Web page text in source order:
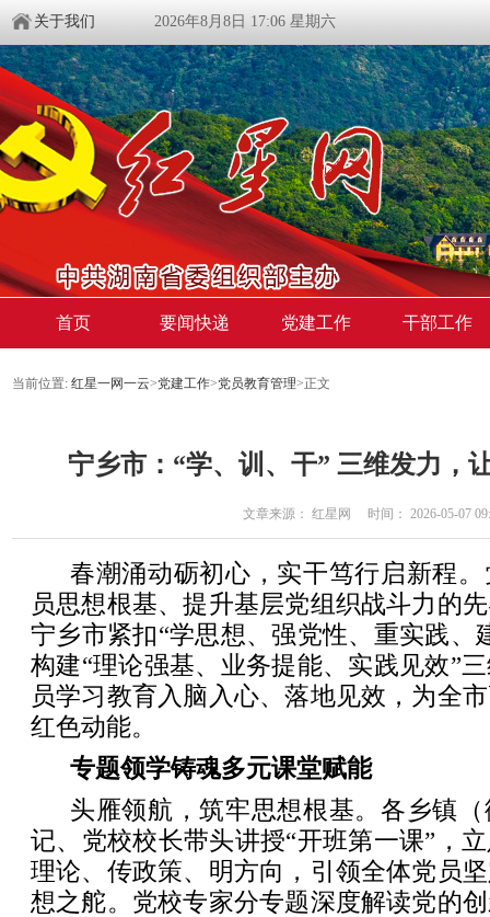
关于我们 2026年8月8日 17:06 星期六
首页 要闻快递 党建工作 干部工作
当前位置: 红星一网一云>党建工作>党员教育管理>正文
宁乡市：“学、训、干” 三维发力，
文章来源： 红星网 时间： 2026-05-07
春潮涌动砺初心，实干笃行启新程
员思想根基、提升基层党组织战斗力的
宁乡市紧扣“学思想、强党性、重实践、
构建“理论强基、业务提能、实践见效”
员学习教育入脑入心、落地见效，为全
红色动能。
专题领学铸魂多元课堂赋能
头雁领航，筑牢思想根基。各乡镇
记、党校校长带头讲授“开班第一课”，
理论、传政策、明方向，引领全体党员
想之舵。党校专家分专题深度解读党的